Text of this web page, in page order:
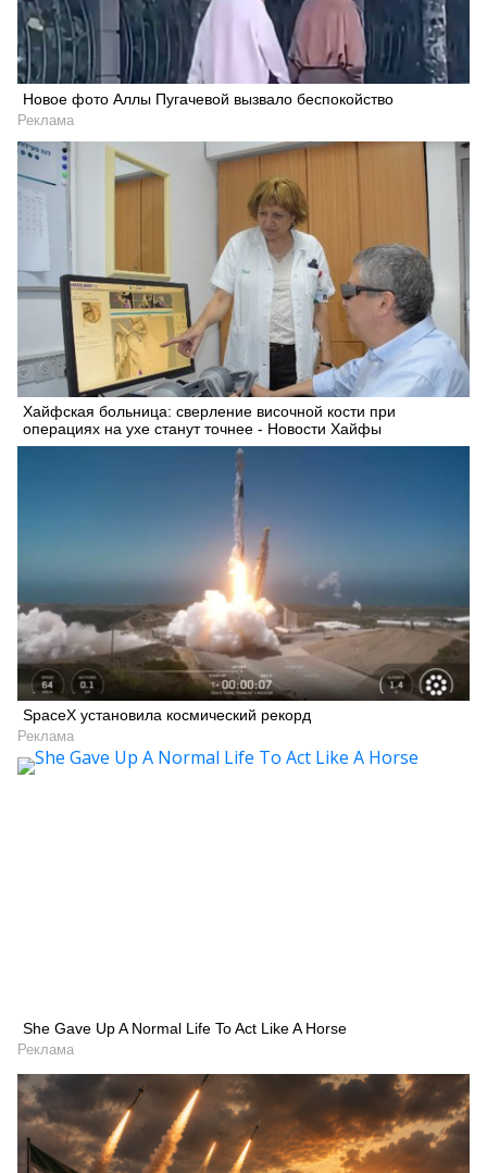
Новое фото Аллы Пугачевой вызвало беспокойство
Реклама
Хайфская больница: сверление височной кости при
операциях на ухе станут точнее - Новости Хайфы
SpaceX установила космический рекорд
Реклама
She Gave Up A Normal Life To Act Like A Horse
Реклама